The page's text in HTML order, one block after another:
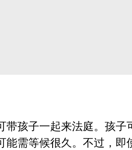
带孩子一起来法庭。孩
需等候很久。不过，即